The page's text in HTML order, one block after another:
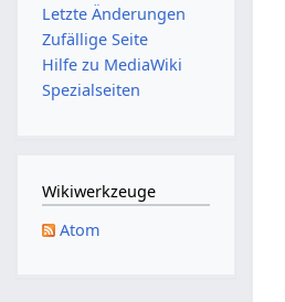
Letzte Änderungen
Zufällige Seite
Hilfe zu MediaWiki
Spezialseiten
Wikiwerkzeuge
Atom